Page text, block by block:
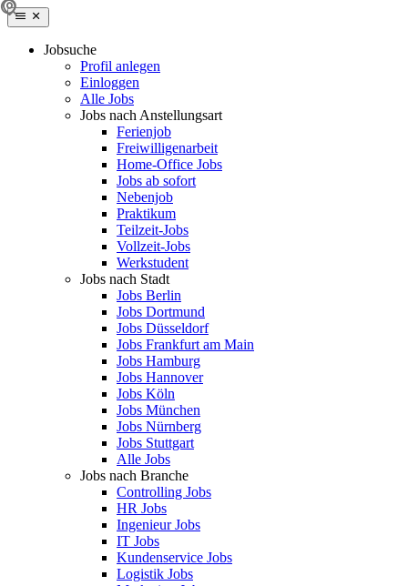
Jobsuche
Profil anlegen
Einloggen
Alle Jobs
Jobs nach Anstellungsart
Ferienjob
Freiwilligenarbeit
Home-Office Jobs
Jobs ab sofort
Nebenjob
Praktikum
Teilzeit-Jobs
Vollzeit-Jobs
Werkstudent
Jobs nach Stadt
Jobs Berlin
Jobs Dortmund
Jobs Düsseldorf
Jobs Frankfurt am Main
Jobs Hamburg
Jobs Hannover
Jobs Köln
Jobs München
Jobs Nürnberg
Jobs Stuttgart
Alle Jobs
Jobs nach Branche
Controlling Jobs
HR Jobs
Ingenieur Jobs
IT Jobs
Kundenservice Jobs
Logistik Jobs